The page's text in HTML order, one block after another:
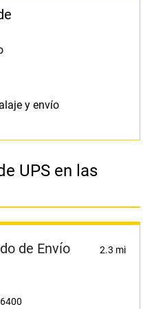
y envío
UPS en las
de Envío 2.3 mi